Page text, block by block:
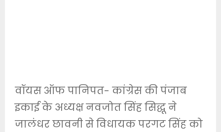
वॉयस ऑफ पानिपत- कांग्रेस की पंजाब
इकाई के अध्यक्ष नवजोत सिंह सिद्धू ने
जालंधर छावनी से विधायक परगट सिंह को